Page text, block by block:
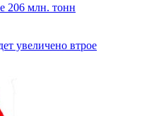
206 млн. тонн
увеличено втрое